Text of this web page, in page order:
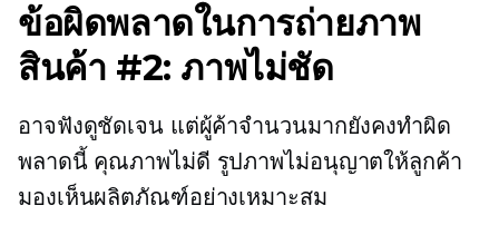
ข้อผิดพลาดในการถ่ายภาพ
สินค้า #2: ภาพไม่ชัด
อาจฟังดูชัดเจน แต่ผู้ค้าจำนวนมากยังคงทำผิด
พลาดนี้ คุณภาพไม่ดี รูปภาพไม่อนุญาตให้ลูกค้า
มองเห็นผลิตภัณฑ์อย่างเหมาะสม